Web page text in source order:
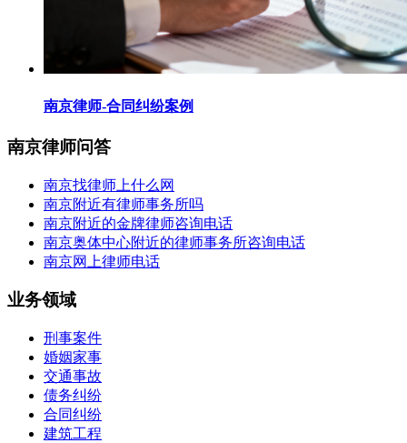
南京律师-合同纠纷案例
南京律师问答
南京找律师上什么网
南京附近有律师事务所吗
南京附近的金牌律师咨询电话
南京奥体中心附近的律师事务所咨询电话
南京网上律师电话
业务领域
刑事案件
婚姻家事
交通事故
债务纠纷
合同纠纷
建筑工程